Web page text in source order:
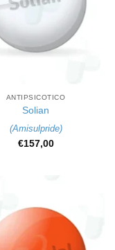
ANTIPSICOTICO
Solian
(Amisulpride)
€157,00